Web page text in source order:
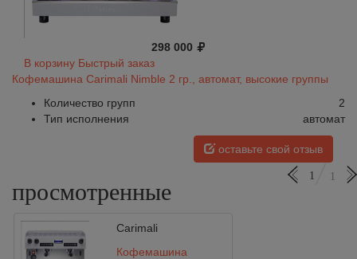
298 000
В корзину Быстрый заказ
Кофемашина Carimali Nimble 2 гр., автомат, высокие группы
Количество групп
2
Тип исполнения
автомат
оставьте свой отзыв
просмотренные
1 1
Carimali
Кофемашина